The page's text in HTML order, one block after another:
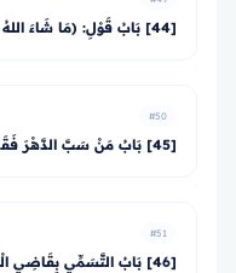
[44] بَابُ قَوْلِ: (مَا شَاءَ اللهُ وَشِئْتَ)
#50
[45] بَابُ مَنْ سَبَّ الدَّهْرَ فَقَدْ آذَى اللهَ (نسبة الحوادث للدَّهر)
#51
[46] بَابُ التَّسَمِّي بِقَاضِي الْقُضَاةِ وَنَحْوِهِ (النَّهي عنه)